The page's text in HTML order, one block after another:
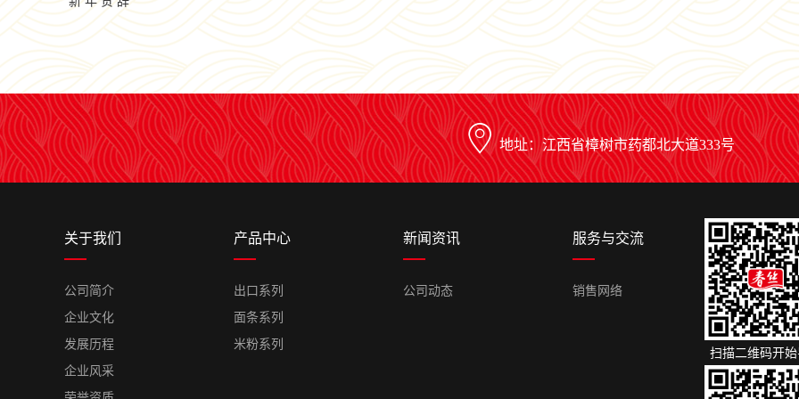
地址：江西省樟树市药都北大道333号
关于我们
公司简介
企业文化
发展历程
企业风采
产品中心
出口系列
面条系列
米粉系列
新闻资讯
公司动态
服务与交流
销售网络
扫描二维码开